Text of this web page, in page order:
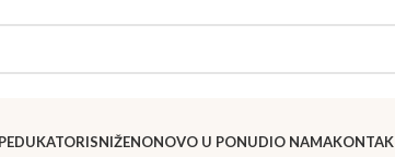
EDUKATORISNIŽENONOVO U PONUDIO NAMA